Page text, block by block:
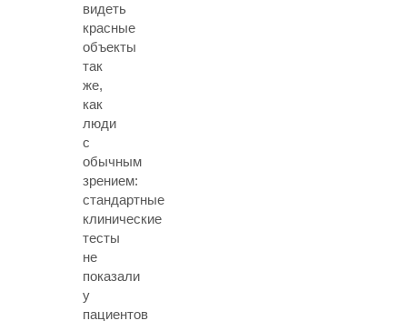
видеть
красные
объекты
так
же,
как
люди
с
обычным
зрением:
стандартные
клинические
тесты
не
показали
у
пациентов